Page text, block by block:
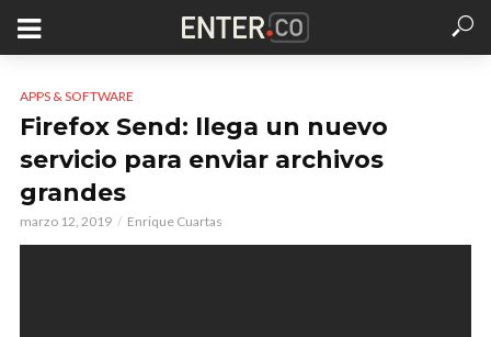
APPS & SOFTWARE
Firefox Send: llega un nuevo
servicio para enviar archivos
grandes
marzo 12, 2019 Enrique Cuartas